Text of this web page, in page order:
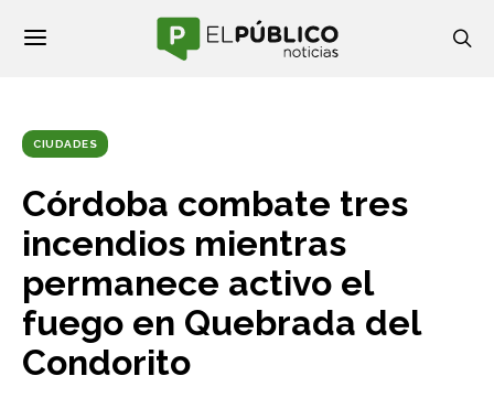
CIUDADES
Córdoba combate tres
incendios mientras
permanece activo el
fuego en Quebrada del
Condorito